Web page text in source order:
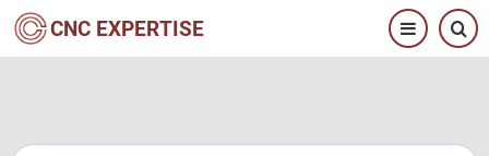
Pasar
CNC EXPERTISE